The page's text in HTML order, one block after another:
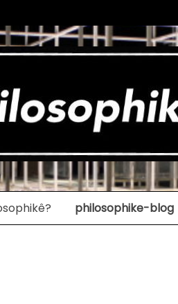
philosophike-blog